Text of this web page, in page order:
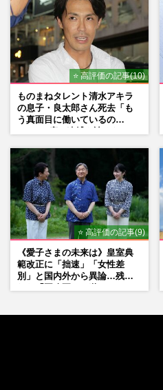
⭐ 高評価の記事(10)
ものまねタレント清水アキラ
の息子・良太郎さん死去「も
う真面目に働いているの
⭐ 高評価の記事(9)
《愛子さまの未来は》皇室典
範改正に「拙速」「女性差
別」と国内外から異論…残さ